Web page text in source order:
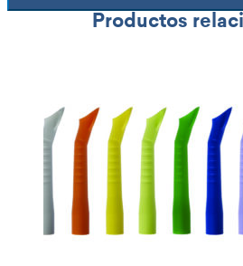
Productos